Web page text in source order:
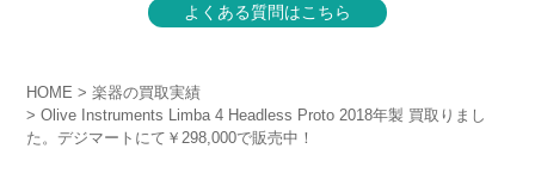
よくある質問はこちら
HOME
楽器の買取実績
Olive Instruments Limba 4 Headless Proto 2018年製 買取りまし
た。デジマートにて￥298,000で販売中！